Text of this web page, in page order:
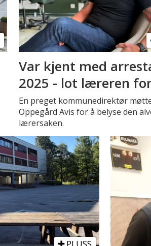
Var kjent med
2025 - lot læreren
En preget kommunedirektør
Oppegård Avis for å belyse den
lærersaken.